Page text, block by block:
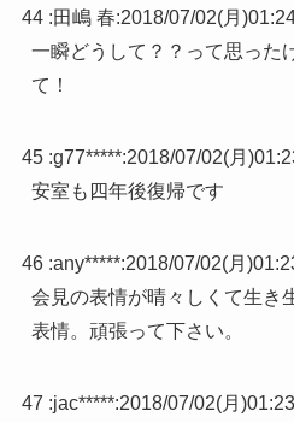
44 :田嶋 春:2018/07/02(月
一瞬どうして？？って思った
て！
45 :g77*****:2018/07/02(月
安室も四年後復帰です
46 :any*****:2018/07/02(月
会見の表情が晴々しくて生き
表情。頑張って下さい。
47 :jac*****:2018/07/02(月